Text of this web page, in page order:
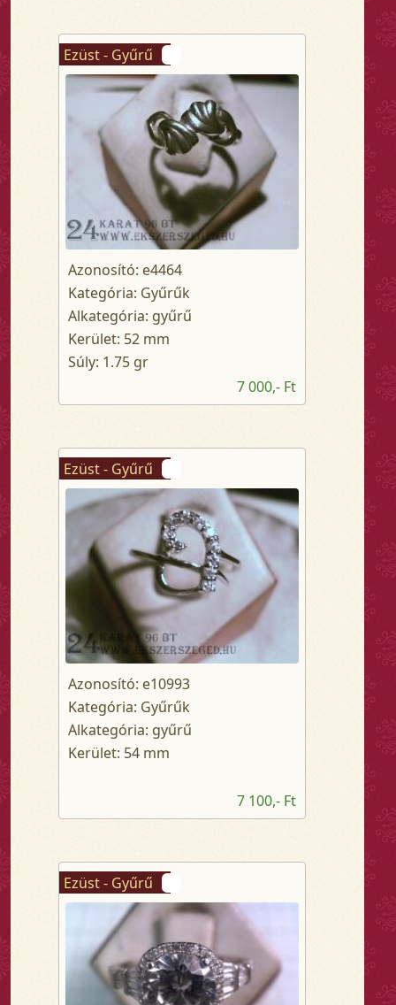
Ezüst - Gyűrű
Azonosító: e4464
Kategória: Gyűrűk
Alkategória: gyűrű
Kerület: 52 mm
Súly: 1.75 gr
7 000,- Ft
Ezüst - Gyűrű
Azonosító: e10993
Kategória: Gyűrűk
Alkategória: gyűrű
Kerület: 54 mm
7 100,- Ft
Ezüst - Gyűrű